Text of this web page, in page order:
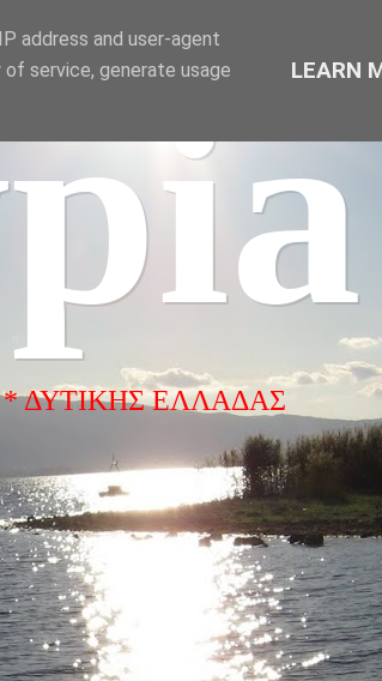
ΔΥΤΙΚΗΣ ΕΛΛΑΔΑΣ
address and user-agent
service, generate usage
LEARN